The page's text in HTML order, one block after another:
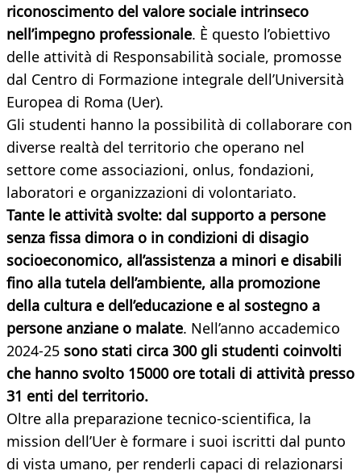
riconoscimento del valore sociale intrinseco
nell’impegno professionale. È questo l’obiettivo
delle attività di Responsabilità sociale, promosse
dal Centro di Formazione integrale dell’Università
Europea di Roma (Uer).
Gli studenti hanno la possibilità di collaborare con
diverse realtà del territorio che operano nel
settore come associazioni, onlus, fondazioni,
laboratori e organizzazioni di volontariato.
Tante le attività svolte: dal supporto a persone
senza fissa dimora o in condizioni di disagio
socioeconomico, all’assistenza a minori e disabili
fino alla tutela dell’ambiente, alla promozione
della cultura e dell’educazione e al sostegno a
persone anziane o malate. Nell’anno accademico
2024-25 sono stati circa 300 gli studenti coinvolti
che hanno svolto 15000 ore totali di attività presso
31 enti del territorio.
Oltre alla preparazione tecnico-scientifica, la
mission dell’Uer è formare i suoi iscritti dal punto
di vista umano, per renderli capaci di relazionarsi